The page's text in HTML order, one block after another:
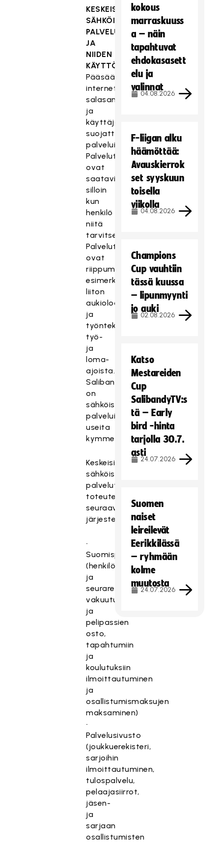
KESKEISIMMÄT
SÄHKÖISET
PALVELUT
JA
NIIDEN
KÄYTTÖTARKOITUKSET:
Pääsääntöisesti
internetissä
salasanoilla
ja
käyttäjätunnuksilla
suojattuja
palveluita.
Palvelut
ovat
saatavilla
silloin
kun
henkilö
niitä
tarvitsee.
Palvelut
ovat
riippumattomia
esimerkiksi
liiton
aukioloajoista
ja
työntekijöiden
työ-
ja
loma-
ajoista.
Salibandyliitolla
on
sähköisiä
palveluita
useita
kymmeniä.
Keskeisimmät
sähköiset
palvelut
toteutetaan
seuraavissa
järjestelmissä:
•
Suomisport
(henkilö-
ja
seurarekisteri,
vakuutusten
ja
pelipassien
osto,
tapahtumiin
ja
koulutuksiin
ilmoittautuminen
ja
osallistumismaksujen
maksaminen)
•
Palvelusivusto
(joukkuerekisteri,
sarjoihin
ilmoittautuminen,
tulospalvelu,
pelaajasiirrot,
jäsen-
ja
sarjaan
osallistumisten
kokous
marraskuuss
a – näin
tapahtuvat
ehdokasasett
elu ja
valinnat
04.08.2026
F-liigan alku
häämöttää:
Avauskierrok
set syyskuun
toisella
viikolla
04.08.2026
Champions
Cup vauhtiin
tässä kuussa
– lipunmyynti
jo auki
02.08.2026
Katso
Mestareiden
Cup
SalibandyTV:s
tä – Early
bird -hinta
tarjolla 30.7.
asti
24.07.2026
Suomen
naiset
leireilevät
Eerikkilässä
– ryhmään
kolme
muutosta
24.07.2026